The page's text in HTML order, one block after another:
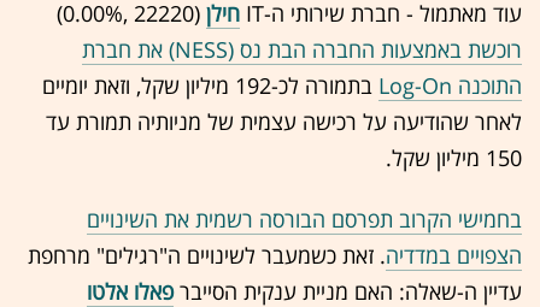
עוד מאתמול - חברת שירותי ה-IT חילן (22220 ,‎
0.00%
‏)
רוכשת באמצעות החברה הבת נס (NESS) את חברת
התוכנה Log-On
בתמורה לכ-192 מיליון שקל, וזאת יומיים
לאחר שהודיעה על רכישה עצמית של מניותיה תמורת עד
150 מיליון שקל.
בחמישי הקרוב תפרסם הבורסה רשמית את השינויים
הצפויים במדדיה. זאת כשמעבר לשינויים ה"רגילים" מרחפת
עדיין ה-שאלה: האם מניית ענקית הסייברפאלו אלטו